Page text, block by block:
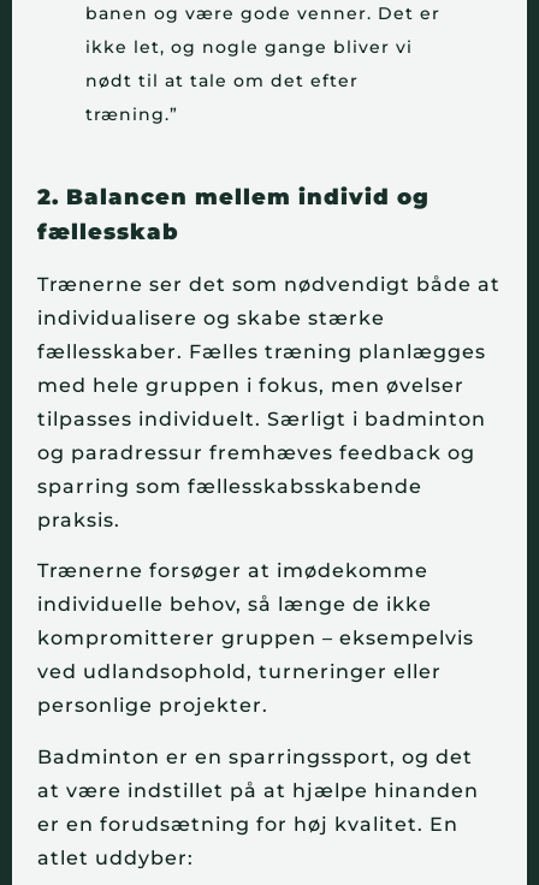
banen og være gode venner. Det er
ikke let, og nogle gange bliver vi
nødt til at tale om det efter
træning.”
2. Balancen mellem individ og
fællesskab
Trænerne ser det som nødvendigt både at
individualisere og skabe stærke
fællesskaber. Fælles træning planlægges
med hele gruppen i fokus, men øvelser
tilpasses individuelt. Særligt i badminton
og paradressur fremhæves feedback og
sparring som fællesskabsskabende
praksis.
Trænerne forsøger at imødekomme
individuelle behov, så længe de ikke
kompromitterer gruppen – eksempelvis
ved udlandsophold, turneringer eller
personlige projekter.
Badminton er en sparringssport, og det
at være indstillet på at hjælpe hinanden
er en forudsætning for høj kvalitet. En
atlet uddyber: